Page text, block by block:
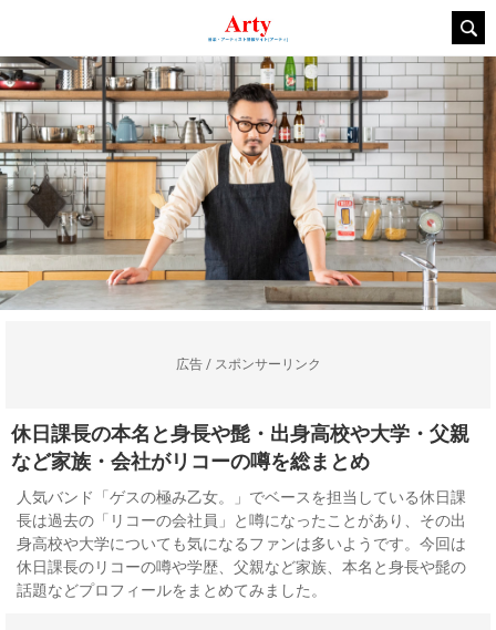
広告 / スポンサーリンク
休日課長の本名と身長や髭・出身高校や大学・父親
など家族・会社がリコーの噂を総まとめ
人気バンド「ゲスの極み乙女。」でベースを担当している休日課
長は過去の「リコーの会社員」と噂になったことがあり、その出
身高校や大学についても気になるファンは多いようです。今回は
休日課長のリコーの噂や学歴、父親など家族、本名と身長や髭の
話題などプロフィールをまとめてみました。